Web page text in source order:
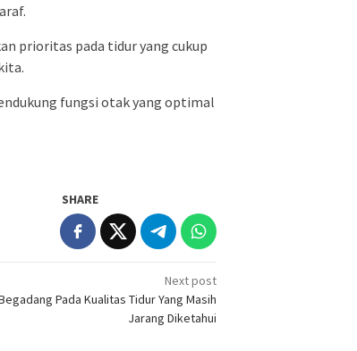
prioritas pada tidur yang cukup
fungsi otak yang optimal
SHARE
Next post
Pada Kualitas Tidur Yang Masih
Jarang Diketahui